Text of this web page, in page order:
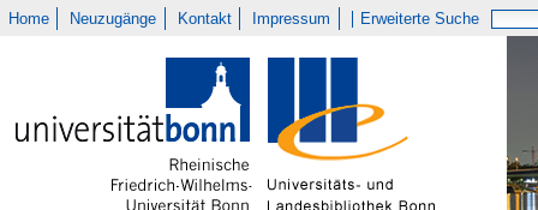
Home Neuzugänge Kontakt Impressum Erweiterte Suche